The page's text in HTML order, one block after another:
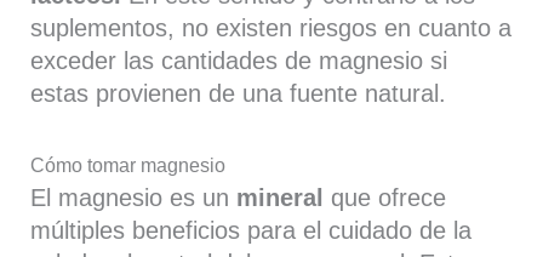
suplementos, no existen riesgos en cuanto a
exceder las cantidades de magnesio si
estas provienen de una fuente natural.
Cómo tomar magnesio
El magnesio es un mineral que ofrece
múltiples beneficios para el cuidado de la